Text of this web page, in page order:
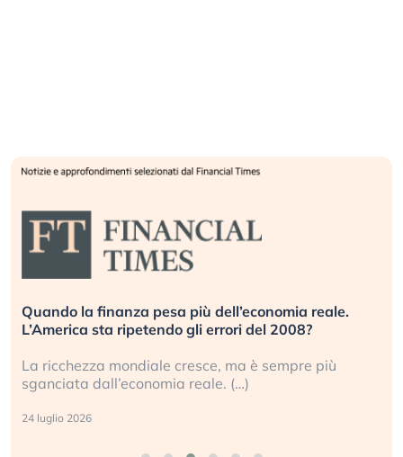
Quando la finanza pesa più dell’economia reale.
L’America sta ripetendo gli errori del 2008?
La ricchezza mondiale cresce, ma è sempre più
sganciata dall’economia reale. (…)
24 luglio 2026